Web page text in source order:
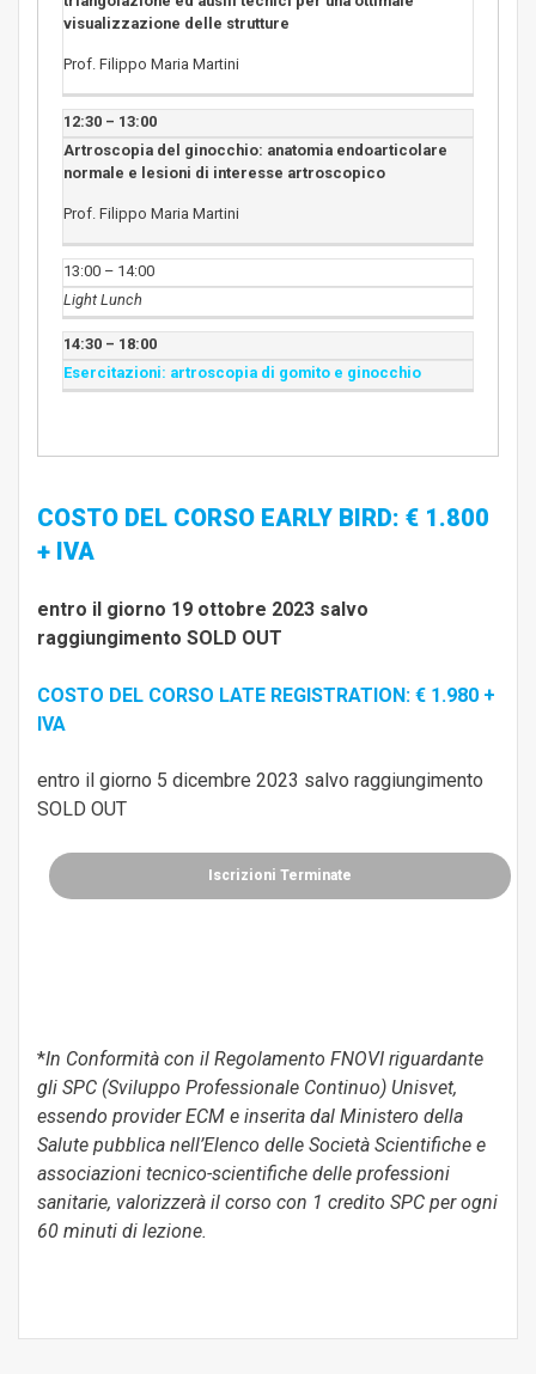
visualizzazione delle strutture
Prof. Filippo Maria Martini
12:30 – 13:00
Artroscopia del ginocchio: anatomia endoarticolare
normale e lesioni di interesse artroscopico
Prof. Filippo Maria Martini
13:00 – 14:00
Light Lunch
14:30 – 18:00
Esercitazioni: artroscopia di gomito e ginocchio
COSTO DEL CORSO EARLY BIRD: € 1.800
+ IVA
entro il giorno 19 ottobre 2023 salvo
raggiungimento SOLD OUT
COSTO DEL CORSO LATE REGISTRATION: € 1.980 +
IVA
entro il giorno 5 dicembre 2023 salvo raggiungimento
SOLD OUT
Iscrizioni Terminate
*In Conformità con il Regolamento FNOVI riguardante
gli SPC (Sviluppo Professionale Continuo) Unisvet,
essendo provider ECM e inserita dal Ministero della
Salute pubblica nell’Elenco delle Società Scientifiche e
associazioni tecnico-scientifiche delle professioni
sanitarie, valorizzerà il corso con 1 credito SPC per ogni
60 minuti di lezione.